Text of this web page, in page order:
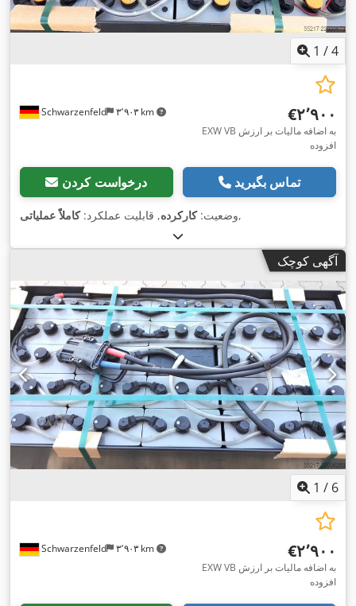
1 /4
Schwarzenfeld ۳٬۹۰۳ km ‎€۲٬۹۰۰
EXW VB به اضافه مالیات بر ارزش
افزوده
درخواست کردن تماس بگیرید
وضعیت:کارکرده, قابلیت عملکرد:کاملاً عملیاتی ,
آگهی کوچک
1 / 6
Schwarzenfeld ۳٬۹۰۳ km ‎€۲٬۹۰۰
EXW VB به اضافه مالیات بر ارزش
افزوده